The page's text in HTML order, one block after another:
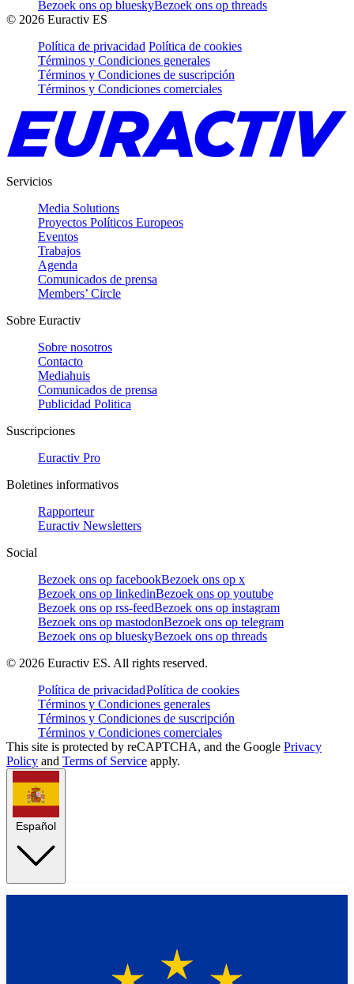
Bezoek ons op blueskyBezoek ons op threads
© 2026 Euractiv ES
Política de privacidad Política de cookies
Términos y Condiciones generales
Términos y Condiciones de suscripción
Términos y Condiciones comerciales
Servicios
Media Solutions
Proyectos Políticos Europeos
Eventos
Trabajos
Agenda
Comunicados de prensa
Members’ Circle
Sobre Euractiv
Sobre nosotros
Contacto
Mediahuis
Comunicados de prensa
Publicidad Politica
Suscripciones
Euractiv Pro
Boletines informativos
Rapporteur
Euractiv Newsletters
Social
Bezoek ons op facebookBezoek ons op x
Bezoek ons op linkedinBezoek ons op youtube
Bezoek ons op rss-feedBezoek ons op instagram
Bezoek ons op mastodonBezoek ons op telegram
Bezoek ons op blueskyBezoek ons op threads
© 2026 Euractiv ES. All rights reserved.
Política de privacidadPolítica de cookies
Términos y Condiciones generales
Términos y Condiciones de suscripción
Términos y Condiciones comerciales
This site is protected by reCAPTCHA, and the Google Privacy
Policy and Terms of Service apply.
Español